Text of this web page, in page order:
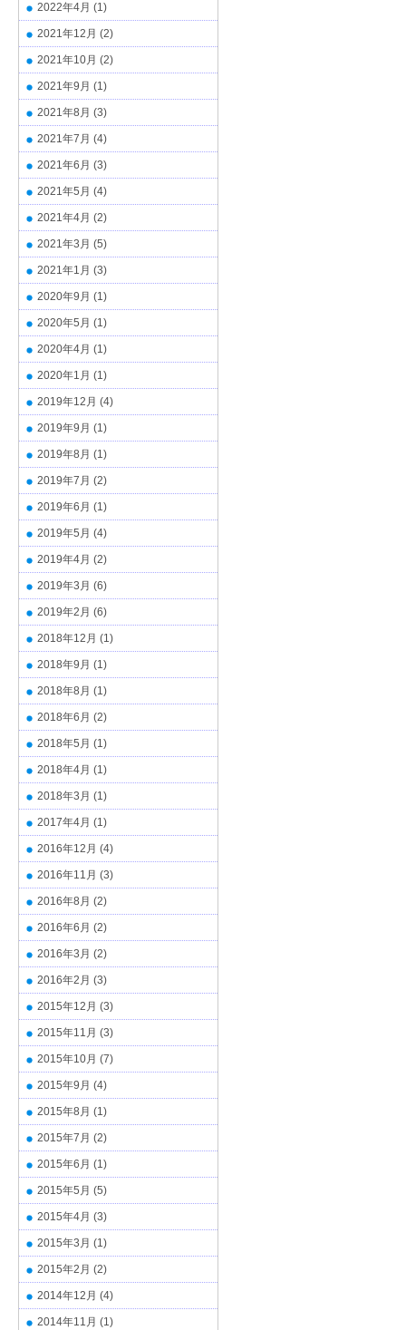
2022年4月 (1)
2021年12月 (2)
2021年10月 (2)
2021年9月 (1)
2021年8月 (3)
2021年7月 (4)
2021年6月 (3)
2021年5月 (4)
2021年4月 (2)
2021年3月 (5)
2021年1月 (3)
2020年9月 (1)
2020年5月 (1)
2020年4月 (1)
2020年1月 (1)
2019年12月 (4)
2019年9月 (1)
2019年8月 (1)
2019年7月 (2)
2019年6月 (1)
2019年5月 (4)
2019年4月 (2)
2019年3月 (6)
2019年2月 (6)
2018年12月 (1)
2018年9月 (1)
2018年8月 (1)
2018年6月 (2)
2018年5月 (1)
2018年4月 (1)
2018年3月 (1)
2017年4月 (1)
2016年12月 (4)
2016年11月 (3)
2016年8月 (2)
2016年6月 (2)
2016年3月 (2)
2016年2月 (3)
2015年12月 (3)
2015年11月 (3)
2015年10月 (7)
2015年9月 (4)
2015年8月 (1)
2015年7月 (2)
2015年6月 (1)
2015年5月 (5)
2015年4月 (3)
2015年3月 (1)
2015年2月 (2)
2014年12月 (4)
2014年11月 (1)